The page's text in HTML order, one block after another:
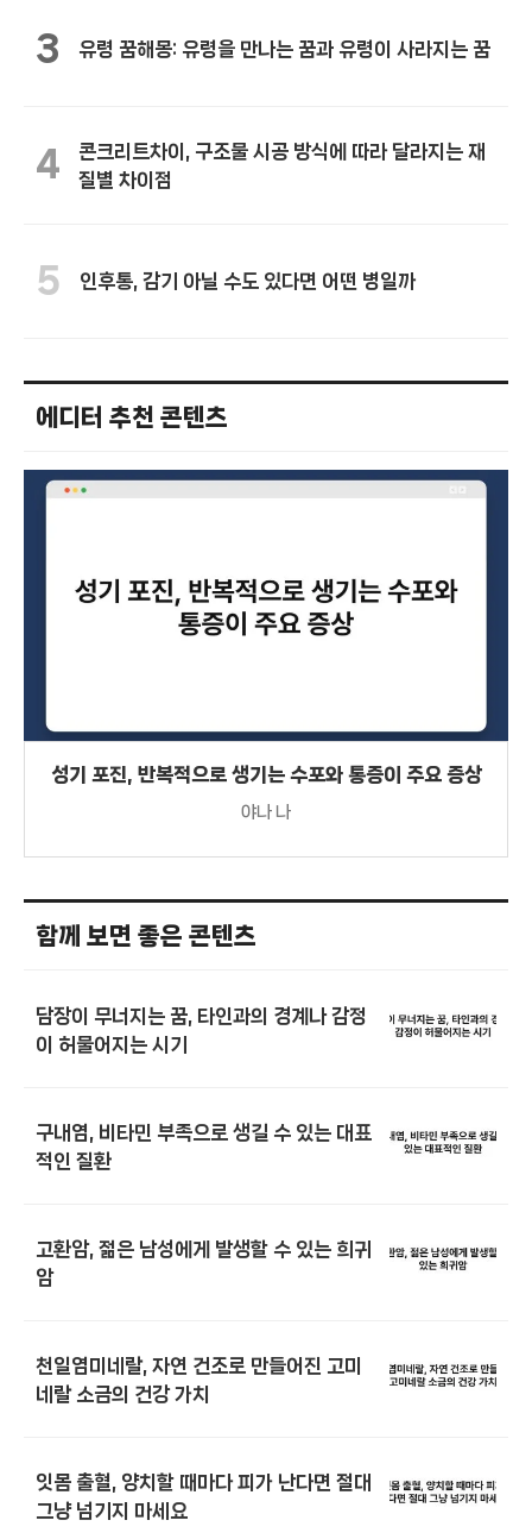
3 유령 꿈해몽: 유령을 만나는 꿈과 유령이 사라지는 꿈
4
콘크리트차이, 구조물 시공 방식에 따라 달라지는 재
질별 차이점
5 인후통, 감기 아닐 수도 있다면 어떤 병일까
에디터 추천 콘텐츠
성기 포진, 반복적으로 생기는 수포와 통증이 주요 증상
야나 나
함께 보면 좋은 콘텐츠
담장이 무너지는 꿈, 타인과의 경계나 감정
이 허물어지는 시기
구내염, 비타민 부족으로 생길 수 있는 대표
적인 질환
고환암, 젊은 남성에게 발생할 수 있는 희귀
암
천일염미네랄, 자연 건조로 만들어진 고미
네랄 소금의 건강 가치
잇몸 출혈, 양치할 때마다 피가 난다면 절대
그냥 넘기지 마세요